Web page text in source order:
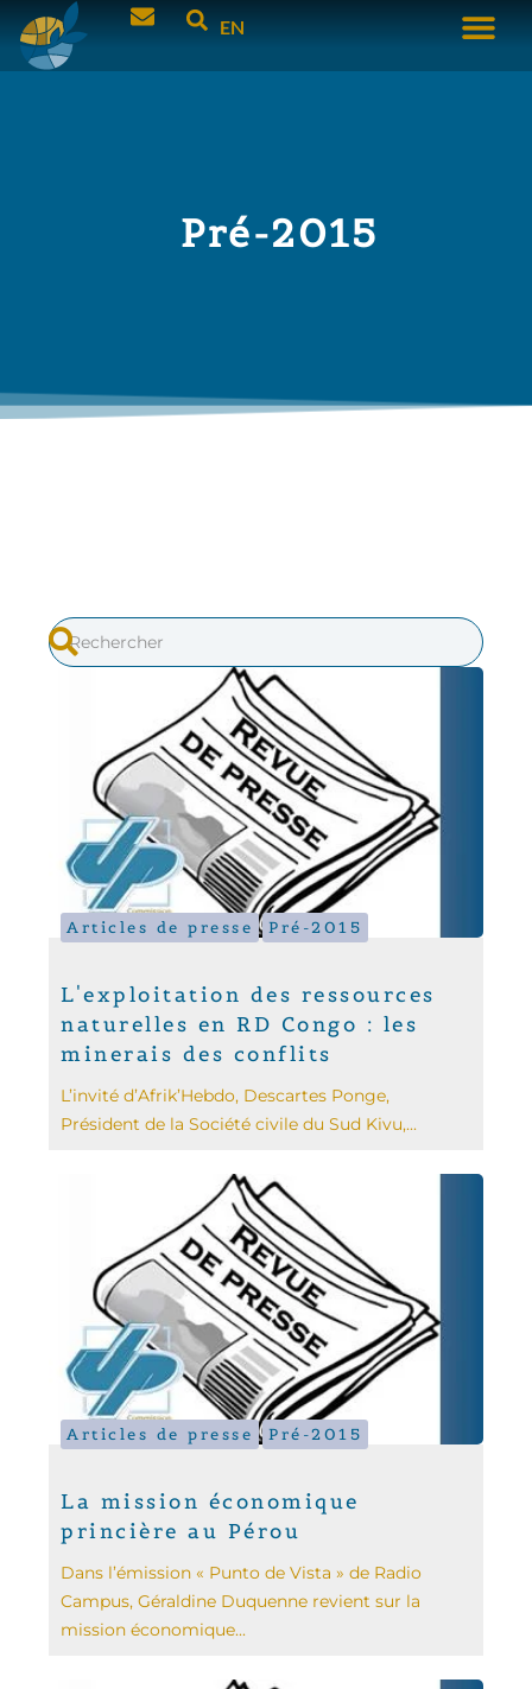
EN
Pré-2015
Articles de presse Pré-2015
L'exploitation des ressources
naturelles en RD Congo : les
minerais des conflits
L’invité d’Afrik’Hebdo, Descartes Ponge,
Président de la Société civile du Sud Kivu,...
Articles de presse Pré-2015
La mission économique
princière au Pérou
Dans l’émission « Punto de Vista » de Radio
Campus, Géraldine Duquenne revient sur la
mission économique...